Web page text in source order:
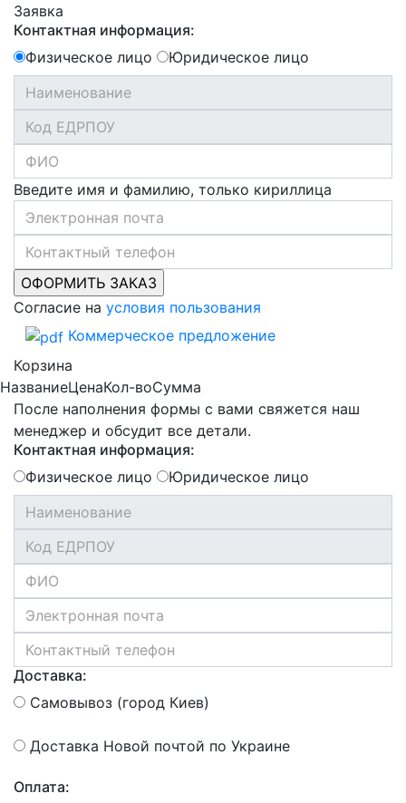
Заявка
Контактная информация:
Физическое лицо
Юридическое лицо
Введите имя и фамилию, только кириллица
Согласие на условия пользования
Коммерческое предложение
Корзина
НазваниеЦенаКол-воСумма
После наполнения формы с вами свяжется наш
менеджер и обсудит все детали.
Контактная информация:
Физическое лицо
Юридическое лицо
Доставка:
Самовывоз (город Киев)
Доставка Новой почтой по Украине
Оплата: